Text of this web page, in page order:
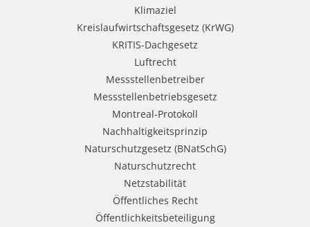
Klimaziel
Kreislaufwirtschaftsgesetz (KrWG)
KRITIS-Dachgesetz
Luftrecht
Messstellenbetreiber
Messstellenbetriebsgesetz
Montreal-Protokoll
Nachhaltigkeitsprinzip
Naturschutzgesetz (BNatSchG)
Naturschutzrecht
Netzstabilität
Öffentliches Recht
Öffentlichkeitsbeteiligung